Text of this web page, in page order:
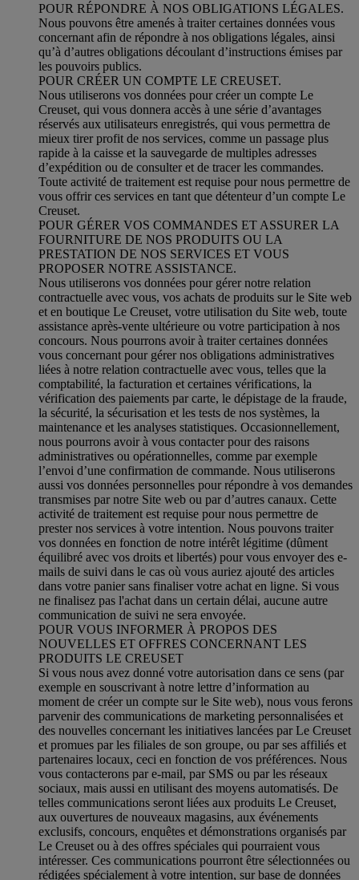
POUR RÉPONDRE À NOS OBLIGATIONS LÉGALES.
Nous pouvons être amenés à traiter certaines données vous
concernant afin de répondre à nos obligations légales, ainsi
qu’à d’autres obligations découlant d’instructions émises par
les pouvoirs publics.
POUR CRÉER UN COMPTE LE CREUSET.
Nous utiliserons vos données pour créer un compte Le
Creuset, qui vous donnera accès à une série d’avantages
réservés aux utilisateurs enregistrés, qui vous permettra de
mieux tirer profit de nos services, comme un passage plus
rapide à la caisse et la sauvegarde de multiples adresses
d’expédition ou de consulter et de tracer les commandes.
Toute activité de traitement est requise pour nous permettre de
vous offrir ces services en tant que détenteur d’un compte Le
Creuset.
POUR GÉRER VOS COMMANDES ET ASSURER LA
FOURNITURE DE NOS PRODUITS OU LA
PRESTATION DE NOS SERVICES ET VOUS
PROPOSER NOTRE ASSISTANCE.
Nous utiliserons vos données pour gérer notre relation
contractuelle avec vous, vos achats de produits sur le Site web
et en boutique Le Creuset, votre utilisation du Site web, toute
assistance après-vente ultérieure ou votre participation à nos
concours. Nous pourrons avoir à traiter certaines données
vous concernant pour gérer nos obligations administratives
liées à notre relation contractuelle avec vous, telles que la
comptabilité, la facturation et certaines vérifications, la
vérification des paiements par carte, le dépistage de la fraude,
la sécurité, la sécurisation et les tests de nos systèmes, la
maintenance et les analyses statistiques. Occasionnellement,
nous pourrons avoir à vous contacter pour des raisons
administratives ou opérationnelles, comme par exemple
l’envoi d’une confirmation de commande. Nous utiliserons
aussi vos données personnelles pour répondre à vos demandes
transmises par notre Site web ou par d’autres canaux. Cette
activité de traitement est requise pour nous permettre de
prester nos services à votre intention. Nous pouvons traiter
vos données en fonction de notre intérêt légitime (dûment
équilibré avec vos droits et libertés) pour vous envoyer des e-
mails de suivi dans le cas où vous auriez ajouté des articles
dans votre panier sans finaliser votre achat en ligne. Si vous
ne finalisez pas l'achat dans un certain délai, aucune autre
communication de suivi ne sera envoyée.
POUR VOUS INFORMER À PROPOS DES
NOUVELLES ET OFFRES CONCERNANT LES
PRODUITS LE CREUSET
Si vous nous avez donné votre autorisation dans ce sens (par
exemple en souscrivant à notre lettre d’information au
moment de créer un compte sur le Site web), nous vous ferons
parvenir des communications de marketing personnalisées et
des nouvelles concernant les initiatives lancées par Le Creuset
et promues par les filiales de son groupe, ou par ses affiliés et
partenaires locaux, ceci en fonction de vos préférences. Nous
vous contacterons par e-mail, par SMS ou par les réseaux
sociaux, mais aussi en utilisant des moyens automatisés. De
telles communications seront liées aux produits Le Creuset,
aux ouvertures de nouveaux magasins, aux événements
exclusifs, concours, enquêtes et démonstrations organisés par
Le Creuset ou à des offres spéciales qui pourraient vous
intéresser. Ces communications pourront être sélectionnées ou
rédigées spécialement à votre intention, sur base de données